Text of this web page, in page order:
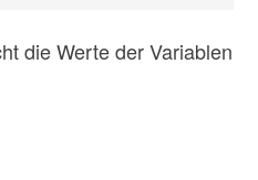
die Werte der Variablen